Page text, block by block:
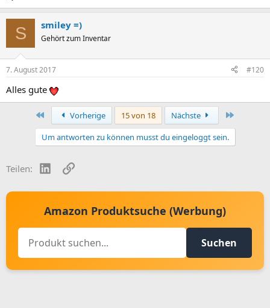
S smiley =)
Gehört zum Inventar
7. August 2017 #120
Alles gute
Erste Vorherige 15 von 18 Nächste
Um antworten zu können musst du eingeloggt sein.
Teilen: LinkedInLink
Amazon Produktsuche (Werbung)
Suchen